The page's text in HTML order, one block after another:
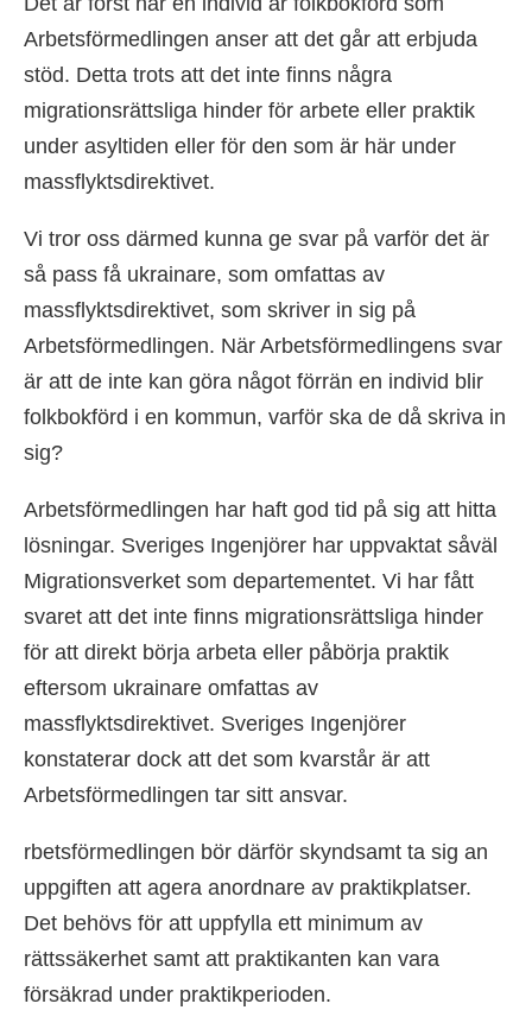
Arbetsförmedlingen anser att det går att erbjuda
stöd. Detta trots att det inte finns några
migrationsrättsliga hinder för arbete eller praktik
under asyltiden eller för den som är här under
massflyktsdirektivet.
Vi tror oss därmed kunna ge svar på varför det är
så pass få ukrainare, som omfattas av
massflyktsdirektivet, som skriver in sig på
Arbetsförmedlingen. När Arbetsförmedlingens svar
är att de inte kan göra något förrän en individ blir
folkbokförd i en kommun, varför ska de då skriva in
sig?
Arbetsförmedlingen har haft god tid på sig att hitta
lösningar. Sveriges Ingenjörer har uppvaktat såväl
Migrationsverket som departementet. Vi har fått
svaret att det inte finns migrationsrättsliga hinder
för att direkt börja arbeta eller påbörja praktik
eftersom ukrainare omfattas av
massflyktsdirektivet. Sveriges Ingenjörer
konstaterar dock att det som kvarstår är att
Arbetsförmedlingen tar sitt ansvar.
rbetsförmedlingen bör därför skyndsamt ta sig an
uppgiften att agera anordnare av praktikplatser.
Det behövs för att uppfylla ett minimum av
rättssäkerhet samt att praktikanten kan vara
försäkrad under praktikperioden.